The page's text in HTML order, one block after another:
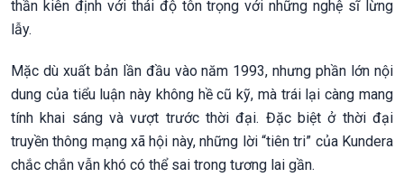
thần kiên định với thái độ tôn trọng với những nghệ sĩ lừng
lẫy.
Mặc dù xuất bản lần đầu vào năm 1993, nhưng phần lớn nội
dung của tiểu luận này không hề cũ kỹ, mà trái lại càng mang
tính khai sáng và vượt trước thời đại. Đặc biệt ở thời đại
truyền thông mạng xã hội này, những lời “tiên tri” của Kundera
chắc chắn vẫn khó có thể sai trong tương lai gần.